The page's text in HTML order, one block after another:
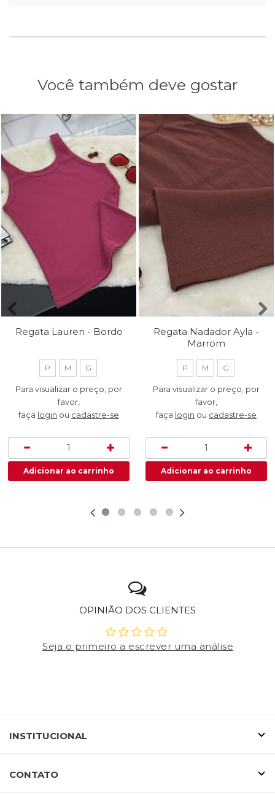
Você também deve gostar
Regata Lauren - Bordo
P M G
Para visualizar o preço, por
favor,
faça login ou cadastre-se
Regata Nadador Ayla -
Marrom
P M G
Para visualizar o preço, por
favor,
faça login ou cadastre-se
OPINIÃO DOS CLIENTES
Seja o primeiro a escrever uma análise
INSTITUCIONAL
CONTATO